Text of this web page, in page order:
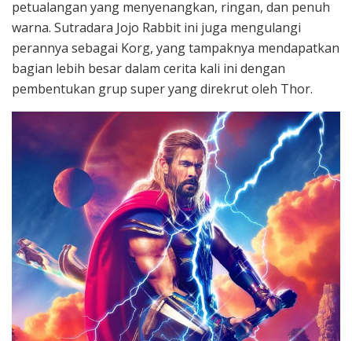
petualangan yang menyenangkan, ringan, dan penuh
warna. Sutradara Jojo Rabbit ini juga mengulangi
perannya sebagai Korg, yang tampaknya mendapatkan
bagian lebih besar dalam cerita kali ini dengan
pembentukan grup super yang direkrut oleh Thor.